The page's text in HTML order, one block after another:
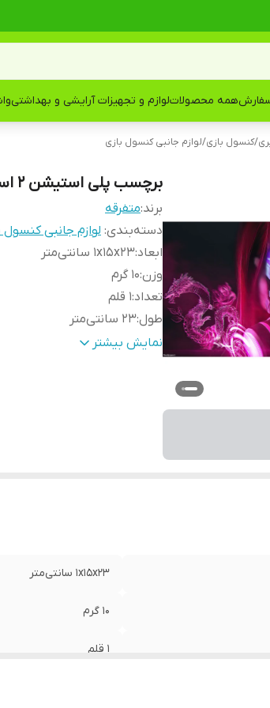
همه محصولاتلوازم و تجهیزات آرایشی و بهداشتی
/کنسول بازی/لوازم جانبی کنسول بازی
برچسب پلی استیشن 2 اسلیم طرح Game کد P98
برند:متفرقه
دسته‌بندی: لوازم جانبی کنسول
ابعاد:1x15x23 سانتی‌متر
وزن:10 گرم
تعداد:1 قلم
طول:23 سانتی‌متر
امکانات و قابلیت‌ها
نمایش بیشتر
1x15x23 سانتی‌متر
10 گرم
1 قلم